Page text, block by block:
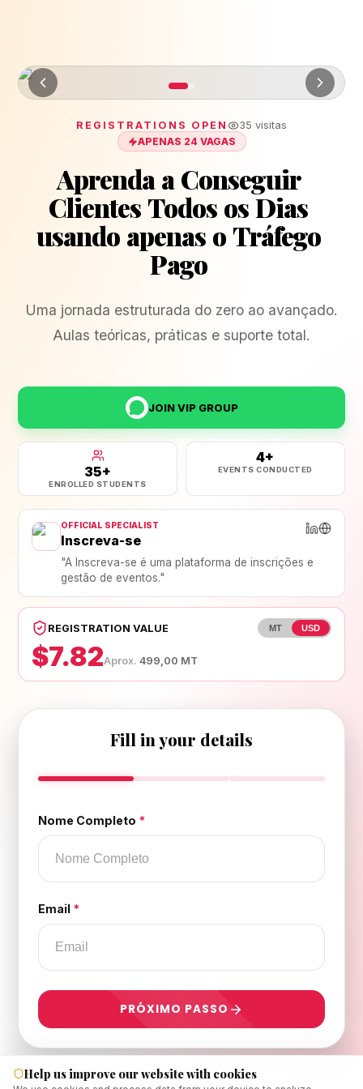
REGISTRATIONS OPEN 35 visitas
APENAS 24 VAGAS
Aprenda a Conseguir
Clientes Todos osDias
usando apenas o Tráfego
Pago
Uma jornada estruturada do zero ao avançado.
Aulas teóricas, práticas e suporte total.
JOIN VIP GROUP
35+
ENROLLED STUDENTS
4+
EVENTS CONDUCTED
OFFICIAL SPECIALIST
Inscreva-se
"A Inscreva-se é uma plataforma de inscrições e
gestão de eventos."
REGISTRATION VALUE MT USD
$7.82Aprox.499,00 MT
Fill in your details
Nome Completo *
Email *
PRÓXIMO PASSO
Help us improve our website with cookies